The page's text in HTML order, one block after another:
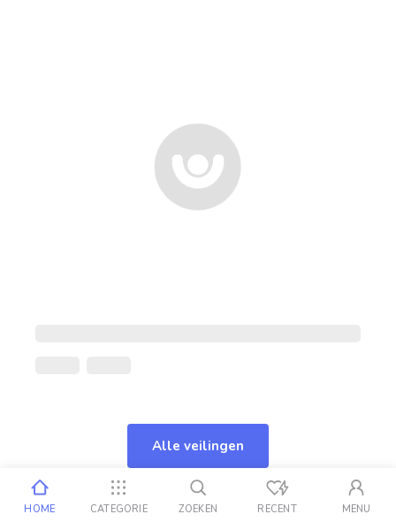
Alle veilingen
HOME CATEGORIE ZOEKEN RECENT MENU